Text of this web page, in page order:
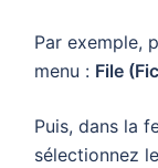
Par exemple,
menu : File
Puis, dans la
sélectionnez